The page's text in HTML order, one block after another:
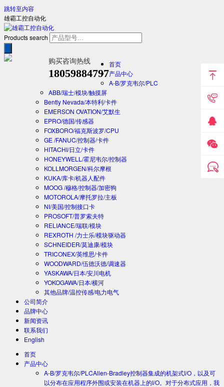
跳转至内容
雄霸工控自动化
Products search
购买咨询热线
18059884797
首页
产品中心
A-B/罗克韦尔/PLC
ABB/瑞士/模块/触摸屏
Bently Nevada/本特利/卡件
EMERSON OVATION/艾默生
EPRO/德国/传感器
FOXBORO/福克斯波罗/CPU
GE /FANUC/控制器/卡件
HITACHI/日立/卡件
HONEYWELL/霍尼韦尔/控制器
KOLLMORGEN/科尔摩根
KUKA/库卡/机器人配件
MOOG /穆格/控制器/加密狗
MOTOROLA/摩托罗拉/主板
NI/美国/控制接口卡
PROSOFT/普罗索夫特
RELIANCE/瑞联/模块
REXROTH /力士乐/模块驱动器
SCHNEIDER/莫迪康/模块
TRICONEX/英维思/卡件
WOODWARD/伍德沃德/调速器
YASKAWA/日本/安川电机
YOKOGAWA/日本/横河
其他品牌/温控传感/电力电气
公司简介
品牌中心
新闻资讯
联系我们
English
首页
产品中心
A-B/罗克韦尔/PLCAllen-Bradley控制器集成的机架式I/O，以及可
以分布在应用程序外围或安装在机器上的I/O。对于分布式应用，我